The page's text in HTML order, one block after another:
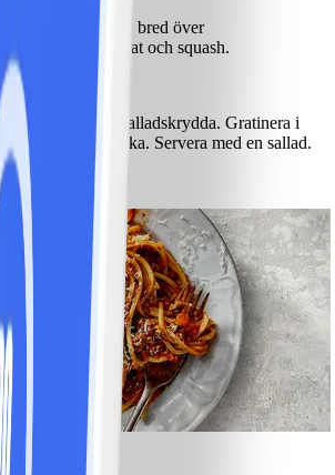
med fraiche och bred över
på skivor av tomat och squash.
och strö över salladskrydda. Gratinera i
med basilika. Servera med en sallad.